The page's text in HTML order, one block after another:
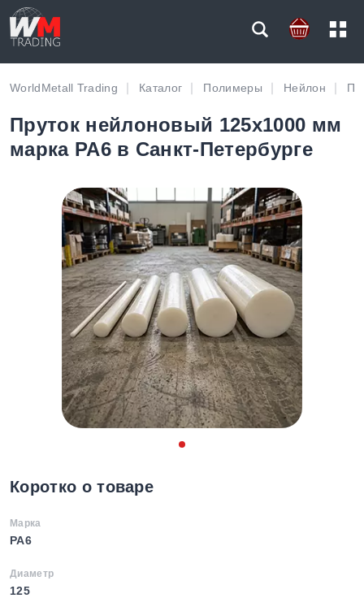
WorldMetall Trading Каталог Полимеры Нейлон
Пруток нейлоновый 125х1000 мм
марка PA6 в Санкт-Петербурге
Коротко о товаре
Марка
PA6
Диаметр
125